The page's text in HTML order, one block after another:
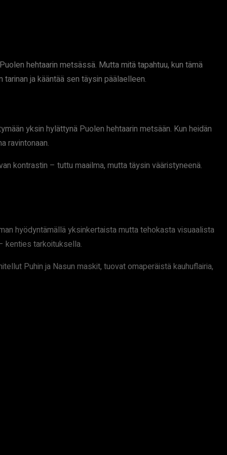
hehtaarin metsässä. Mutta mitä tapahtuu, kun tämä
ja kääntää sen täysin päälaelleen.
yksin hylättynä Puolen hehtaarin metsään. Kun heidän
ravintonaan.
kontrastin – tuttu maailma, mutta täysin vääristyneenä.
hyödyntämällä yksinkertaista mutta tehokasta visuaalista
kenties tarkoituksella.
Puhin ja Nasun maskit, tuovat omaperäistä kauhuflairia,